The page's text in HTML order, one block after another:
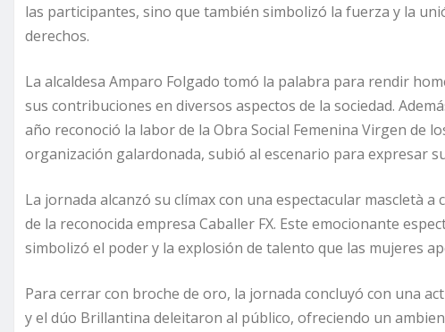
las participantes, sino que también simbolizó la fuerza y la
derechos.
La alcaldesa Amparo Folgado tomó la palabra para rendir
sus contribuciones en diversos aspectos de la sociedad.
año reconoció la labor de la Obra Social Femenina Virgen de
organización galardonada, subió al escenario para expresar
La jornada alcanzó su clímax con una espectacular mascletà
de la reconocida empresa Caballer FX. Este emocionante
simbolizó el poder y la explosión de talento que las mujeres
Para cerrar con broche de oro, la jornada concluyó con una
y el dúo Brillantina deleitaron al público, ofreciendo un